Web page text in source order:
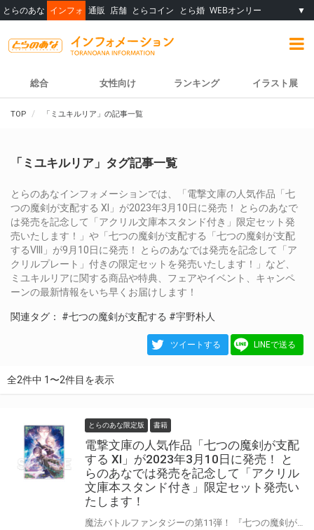
とらのあな インフォ 通販 店舗 とらコイン とら婚 WEBオンリー ▼
総合 女性向け ランキング イラスト展
TOP 「ミユキルリア」の記事一覧
「ミユキルリア」タグ記事一覧
とらのあなインフォメーションでは、「電撃文庫の人気作品「七
つの魔剣が支配する XI」が2023年3月10日に発売！ とらのあなで
は発売を記念して「アクリル文庫本スタンド付き」限定セット発
売いたします！」や「七つの魔剣が支配する「七つの魔剣が支配
するVIII」が9月10日に発売！ とらのあなでは発売を記念して「ア
クリルプレート」付きの限定セットを発売いたします！」など、
ミユキルリアに関する商品や特典、フェアやイベント、キャンペ
ーンの最新情報をいち早くお届けします！
関連タグ： #七つの魔剣が支配する #宇野朴人
ツイートする LINEで送る
全2件中 1〜2件目を表示
とらのあな限定版 書籍
電撃文庫の人気作品「七つの魔剣が支配
する XI」が2023年3月10日に発売！ と
らのあなでは発売を記念して「アクリル
文庫本スタンド付き」限定セット発売い
たします！